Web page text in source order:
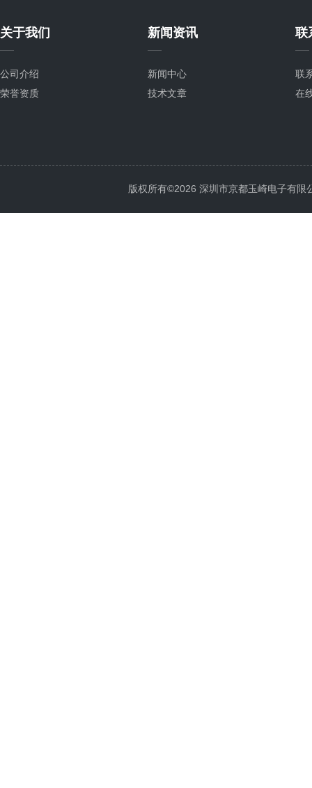
关于我们
公司介绍
荣誉资质
新闻资讯
新闻中心
技术文章
联
联
在
版权所有©2026 深圳市京都玉崎电子有